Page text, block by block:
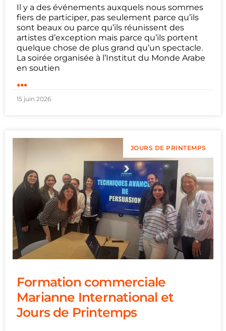
Il y a des événements auxquels nous sommes
fiers de participer, pas seulement parce qu’ils
sont beaux ou parce qu’ils réunissent des
artistes d’exception mais parce qu’ils portent
quelque chose de plus grand qu’un spectacle.
La soirée organisée à l’Institut du Monde Arabe
en soutien
...
15 juin 2026
JOURS DE PRINTEMPS
Formation commerciale
Marianne International et
Jours de Printemps